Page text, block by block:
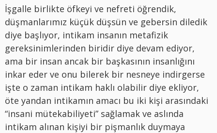
İşgalle birlikte öfkeyi ve nefreti öğrendik,
düşmanlarımız küçük düşsün ve gebersin diledik
diye başlıyor, intikam insanın metafizik
gereksinimlerinden biridir diye devam ediyor,
ama bir insan ancak bir başkasının insanlığını
inkar eder ve onu bilerek bir nesneye indirgerse
işte o zaman intikam haklı olabilir diye ekliyor,
öte yandan intikamın amacı bu iki kişi arasındaki
“insani mütekabiliyeti” sağlamak ve aslında
intikam alınan kişiyi bir pişmanlık duymaya